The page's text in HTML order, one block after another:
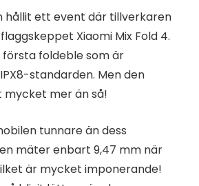
hållit ett event där tillverkaren
Xiaomi Mix Fold 4.
foldeble som är
standarden. Men den
mer än så!
tunnare än dess
mäter enbart 9,47 mm när
är mycket imponerande!